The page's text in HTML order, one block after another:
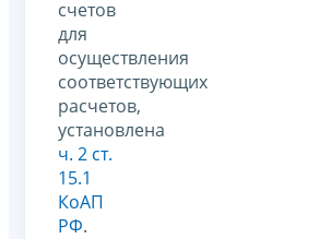
счетов
для
осуществления
соответствующих
расчетов,
установлена
ч. 2 ст.
15.1
КоАП
РФ.